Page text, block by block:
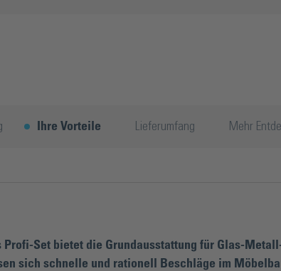
Ihre Vorteile Lieferumfang Mehr
Profi-Set bietet die Grundausstattung für Glas-
sich schnelle und rationell Beschläge im